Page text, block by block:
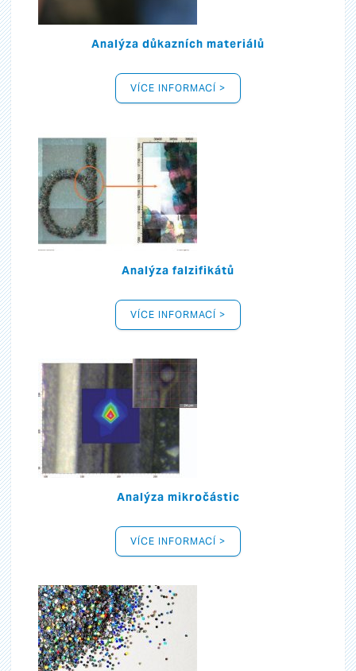
Analýza důkazních materiálů
VÍCE INFORMACÍ >
Analýza falzifikátů
VÍCE INFORMACÍ >
Analýza mikročástic
VÍCE INFORMACÍ >